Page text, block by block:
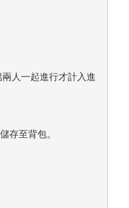
人一起進行才計入進
存至背包。